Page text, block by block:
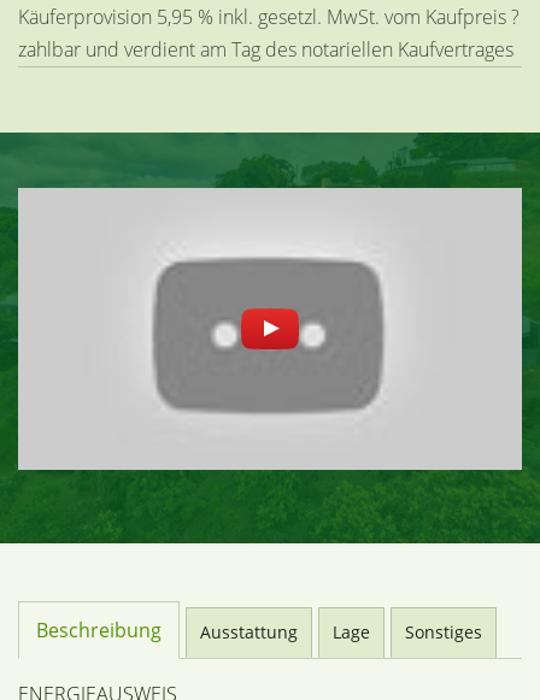
Käuferprovision 5,95 % inkl. gesetzl. MwSt. vom Kaufpreis ?
zahlbar und verdient am Tag des notariellen Kaufvertrages
Beschreibung Ausstattung Lage Sonstiges
ENERGIEAUSWEIS